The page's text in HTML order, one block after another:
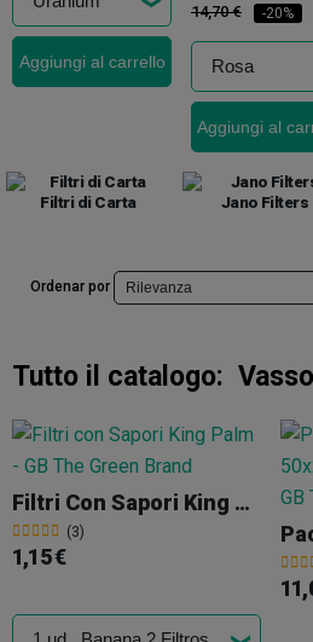
Aggiungi al carrello
14,70 € -20%
Aggiungi al
Filtri di Carta Jano Filters
Ordenar por
Tutto il catalogo:
Filtri Con Sapori King Palm
(3)
1,15 €